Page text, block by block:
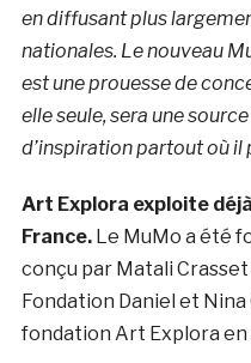
en diffusant plus
nationales. Le nouveau
est une prouesse de
elle seule, sera une
d’inspiration partout où il
Art Explora exploite
France.Le MuMo a été
conçu par Matali
Fondation Daniel et
fondation Art Explora en